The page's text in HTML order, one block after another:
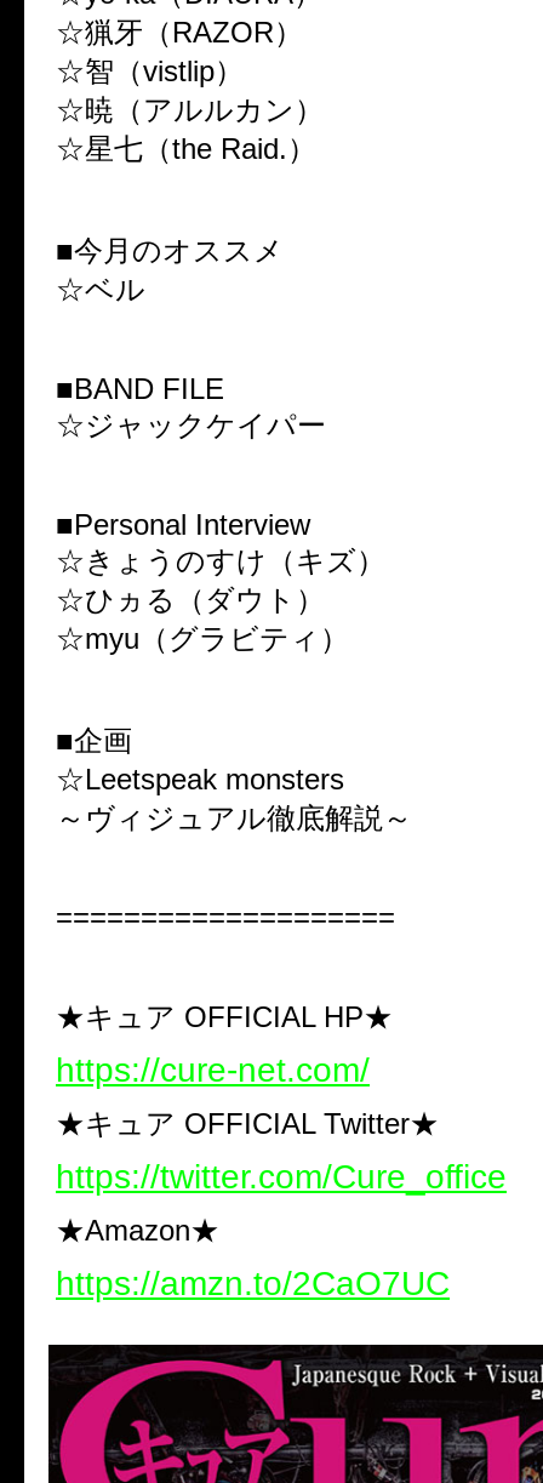
☆猟牙（RAZOR）
☆智（vistlip）
☆暁（アルルカン）
☆星七（the Raid.）
■今月のオススメ
☆ベル
■BAND FILE
☆ジャックケイパー
■Personal Interview
☆きょうのすけ（キズ）
☆ひヵる（ダウト）
☆myu（グラビティ）
■企画
☆Leetspeak monsters
～ヴィジュアル徹底解説～
====================
★キュア OFFICIAL HP★
https://cure-net.com/
★キュア OFFICIAL Twitter★
https://twitter.com/Cure_office
★Amazon★
https://amzn.to/2CaO7UC